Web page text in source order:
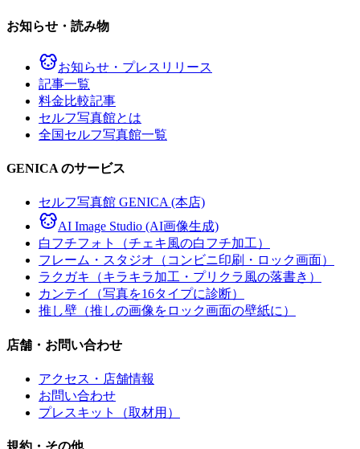
お知らせ・読み物
お知らせ・プレスリリース
記事一覧
料金比較記事
セルフ写真館とは
全国セルフ写真館一覧
GENICA のサービス
セルフ写真館 GENICA (本店)
AI Image Studio (AI画像生成)
白フチフォト（チェキ風の白フチ加工）
フレーム・スタジオ（コンビニ印刷・ロック画面）
ラクガキ（キラキラ加工・プリクラ風の落書き）
カンテイ（写真を16タイプに診断）
推し壁（推しの画像をロック画面の壁紙に）
店舗・お問い合わせ
アクセス・店舗情報
お問い合わせ
プレスキット（取材用）